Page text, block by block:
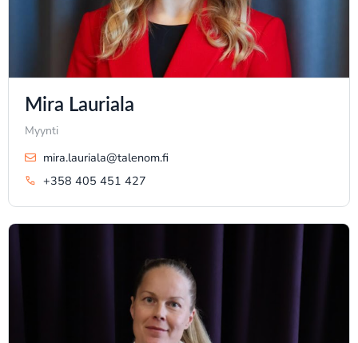
Mira Lauriala
Myynti
mira.lauriala@talenom.fi
+358 405 451 427